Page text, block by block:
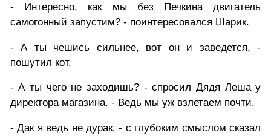
- Интересно, как мы без Печкина двигатель
самогонный запустим? - поинтересовался Шарик.
- А ты чешись сильнее, вот он и заведется, -
пошутил кот.
- А ты чего не заходишь? - спросил Дядя Леша у
директора магазина. - Ведь мы уж взлетаем почти.
- Дак я ведь не дурак, - с глубоким смыслом сказал